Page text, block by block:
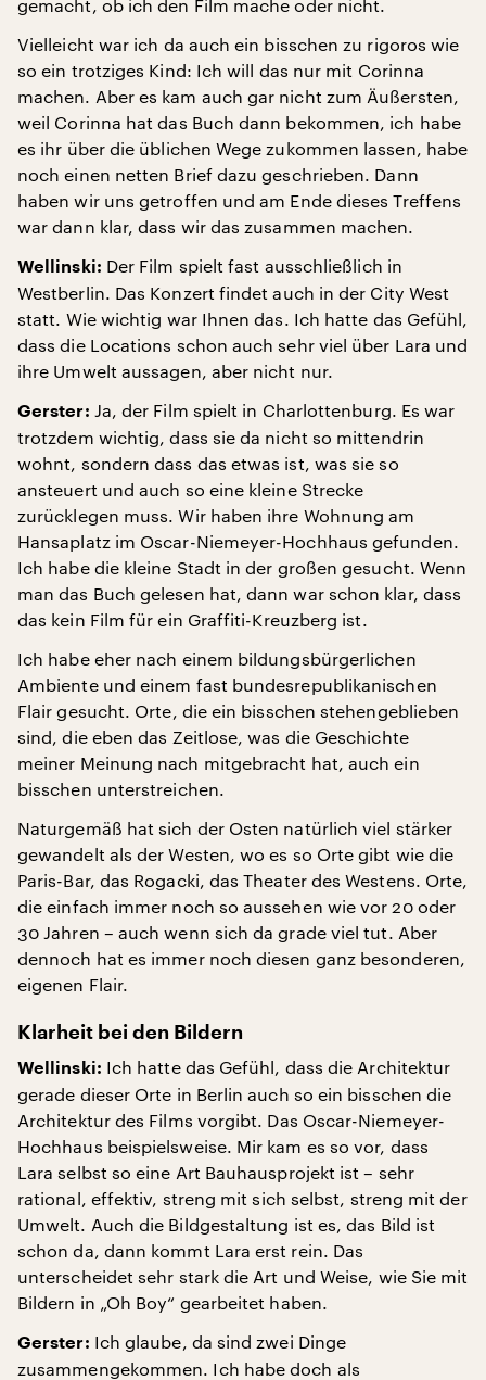
gemacht, ob ich den Film mache oder nicht.
Vielleicht war ich da auch ein bisschen zu rigoros wie
so ein trotziges Kind: Ich will das nur mit Corinna
machen. Aber es kam auch gar nicht zum Äußersten,
weil Corinna hat das Buch dann bekommen, ich habe
es ihr über die üblichen Wege zukommen lassen, habe
noch einen netten Brief dazu geschrieben. Dann
haben wir uns getroffen und am Ende dieses Treffens
war dann klar, dass wir das zusammen machen.
Wellinski: Der Film spielt fast ausschließlich in
Westberlin. Das Konzert findet auch in der City West
statt. Wie wichtig war Ihnen das. Ich hatte das Gefühl,
dass die Locations schon auch sehr viel über Lara und
ihre Umwelt aussagen, aber nicht nur.
Gerster: Ja, der Film spielt in Charlottenburg. Es war
trotzdem wichtig, dass sie da nicht so mittendrin
wohnt, sondern dass das etwas ist, was sie so
ansteuert und auch so eine kleine Strecke
zurücklegen muss. Wir haben ihre Wohnung am
Hansaplatz im Oscar-Niemeyer-Hochhaus gefunden.
Ich habe die kleine Stadt in der großen gesucht. Wenn
man das Buch gelesen hat, dann war schon klar, dass
das kein Film für ein Graffiti-Kreuzberg ist.
Ich habe eher nach einem bildungsbürgerlichen
Ambiente und einem fast bundesrepublikanischen
Flair gesucht. Orte, die ein bisschen stehengeblieben
sind, die eben das Zeitlose, was die Geschichte
meiner Meinung nach mitgebracht hat, auch ein
bisschen unterstreichen.
Naturgemäß hat sich der Osten natürlich viel stärker
gewandelt als der Westen, wo es so Orte gibt wie die
Paris-Bar, das Rogacki, das Theater des Westens. Orte,
die einfach immer noch so aussehen wie vor 20 oder
30 Jahren – auch wenn sich da grade viel tut. Aber
dennoch hat es immer noch diesen ganz besonderen,
eigenen Flair.
Klarheit bei den Bildern
Wellinski: Ich hatte das Gefühl, dass die Architektur
gerade dieser Orte in Berlin auch so ein bisschen die
Architektur des Films vorgibt. Das Oscar-Niemeyer-
Hochhaus beispielsweise. Mir kam es so vor, dass
Lara selbst so eine Art Bauhausprojekt ist – sehr
rational, effektiv, streng mit sich selbst, streng mit der
Umwelt. Auch die Bildgestaltung ist es, das Bild ist
schon da, dann kommt Lara erst rein. Das
unterscheidet sehr stark die Art und Weise, wie Sie mit
Bildern in „Oh Boy“ gearbeitet haben.
Gerster: Ich glaube, da sind zwei Dinge
zusammengekommen. Ich habe doch als